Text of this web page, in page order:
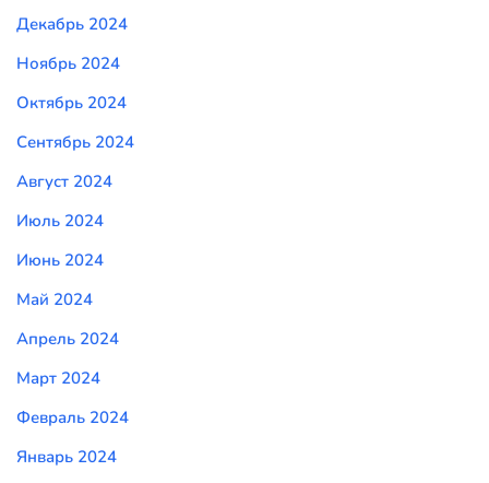
Декабрь 2024
Ноябрь 2024
Октябрь 2024
Сентябрь 2024
Август 2024
Июль 2024
Июнь 2024
Май 2024
Апрель 2024
Март 2024
Февраль 2024
Январь 2024